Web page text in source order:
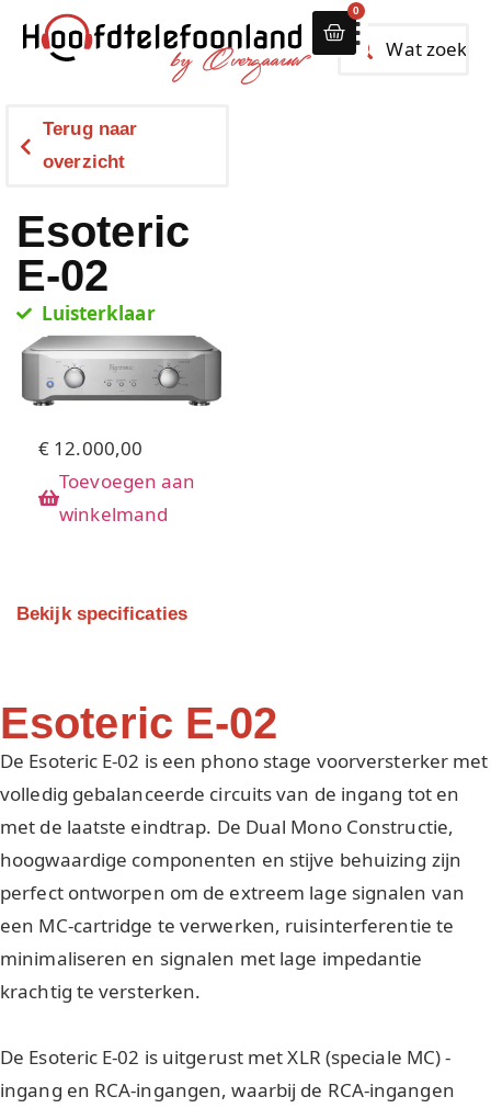
0
Terug naar
overzicht
Esoteric
E-02
Luisterklaar
€ 12.000,00
Toevoegen aan
winkelmand
Bekijk specificaties
Esoteric E-02
De Esoteric E-02 is een phono stage voorversterker met
volledig gebalanceerde circuits van de ingang tot en
met de laatste eindtrap. De Dual Mono Constructie,
hoogwaardige componenten en stijve behuizing zijn
perfect ontworpen om de extreem lage signalen van
een MC-cartridge te verwerken, ruisinterferentie te
minimaliseren en signalen met lage impedantie
krachtig te versterken.
De Esoteric E-02 is uitgerust met XLR (speciale MC) -
ingang en RCA-ingangen, waarbij de RCA-ingangen